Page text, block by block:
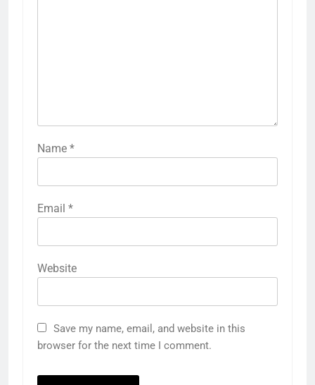
Name *
Email *
Website
Save my name, email, and website in this
browser for the next time I comment.